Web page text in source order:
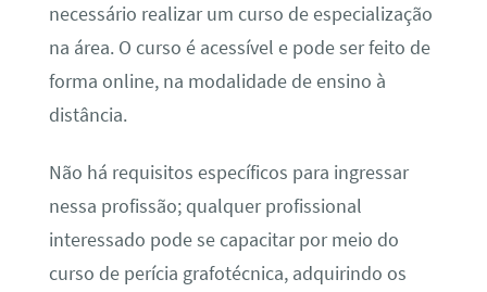
necessário realizar um curso de especialização
na área. O curso é acessível e pode ser feito de
forma online, na modalidade de ensino à
distância.
Não há requisitos específicos para ingressar
nessa profissão; qualquer profissional
interessado pode se capacitar por meio do
curso de perícia grafotécnica, adquirindo os